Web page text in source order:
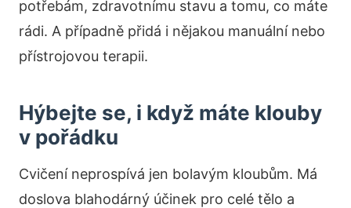
potřebám, zdravotnímu stavu a tomu, co máte
rádi. A případně přidá i nějakou manuální nebo
přístrojovou terapii.
Hýbejte se, i když máte klouby
v pořádku
Cvičení neprospívá jen bolavým kloubům. Má
doslova blahodárný účinek pro celé tělo a